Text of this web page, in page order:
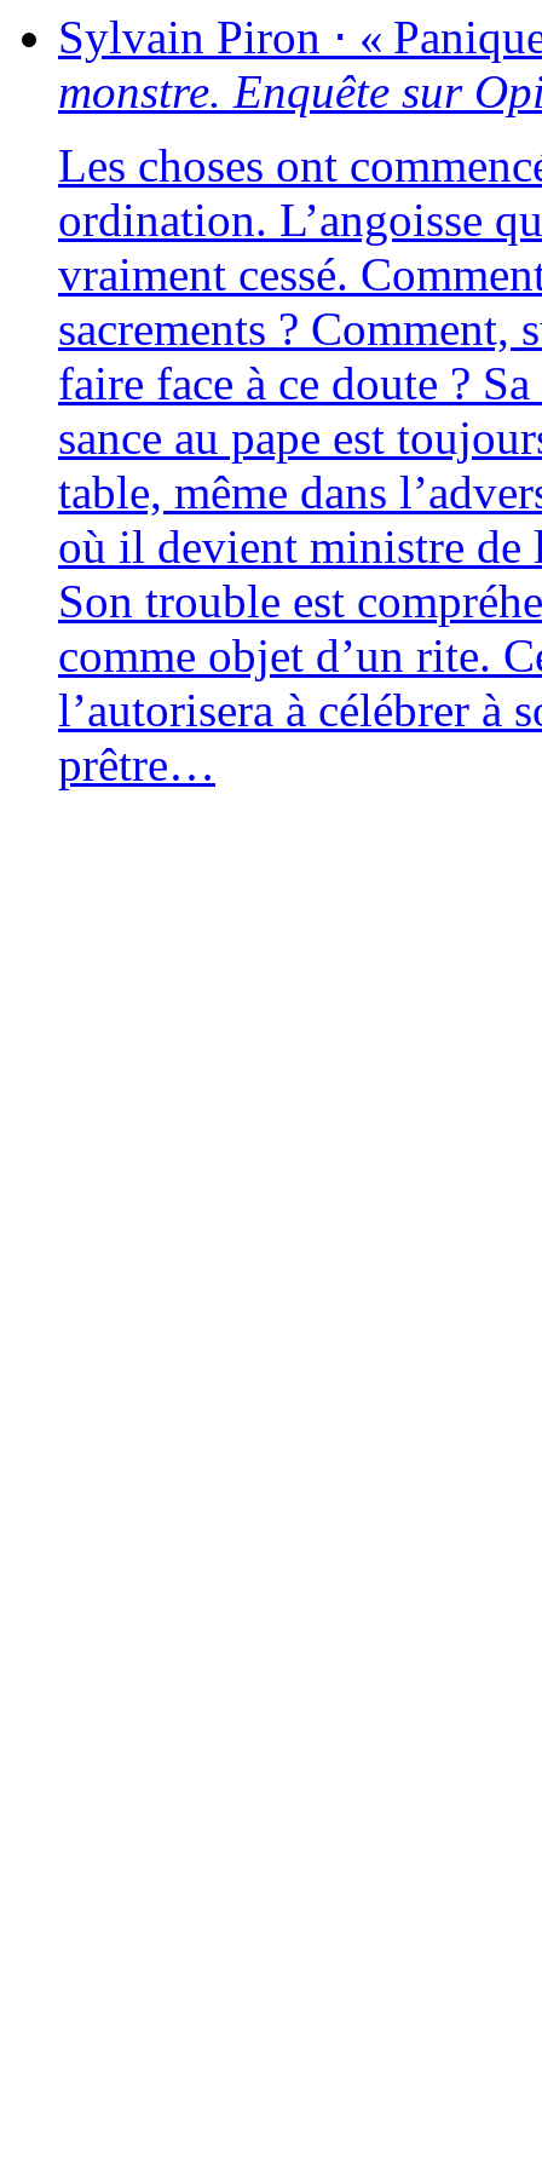
Sylvain Piron ⋅ «
monstre. Enquête sur
Les choses ont
ordi­na­tion. L’angoisse
vrai­ment ces­sé.
sacre­ments ?
faire face à ce doute ?
sance au pape est
table, même dans
où il devient ministre de
Son trouble est
comme objet d’un rite.
l’autorisera à célé­brer à
prêtre…